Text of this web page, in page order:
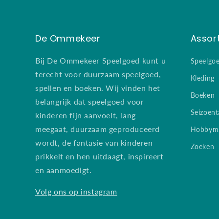
De Ommekeer
Bij De Ommekeer Speelgoed kunt u
terecht voor duurzaam speelgoed,
spellen en boeken. Wij vinden het
belangrijk dat speelgoed voor
kinderen fijn aanvoelt, lang
meegaat, duurzaam geproduceerd
wordt, de fantasie van kinderen
prikkelt en hen uitdaagt, inspireert
en aanmoedigt.
Volg ons op instagram
Kleding
Boeken
Zoeken